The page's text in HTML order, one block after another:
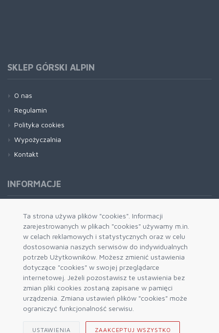
Ta strona używa plików "cookies". Informacji
zarejestrowanych w plikach "cookies" używamy m.in.
w celach reklamowych i statystycznych oraz w celu
dostosowania naszych serwisów do indywidualnych
potrzeb Użytkowników. Możesz zmienić ustawienia
dotyczące "cookies" w swojej przeglądarce
internetowej. Jeżeli pozostawisz te ustawienia bez
zmian pliki cookies zostaną zapisane w pamięci
urządzenia. Zmiana ustawień plików "cookies" może
ograniczyć funkcjonalność serwisu.
USTAWIENIA ZAAKCEPTUJ WSZYSTKO
SKLEP GÓRSKI ALPIN
O nas
Regulamin
Polityka cookies
Wypożyczalnia
Kontakt
INFORMACJE
Formy płatności
Dostawa i wysyłka
Zwrot i wymiana
System rabatowy
Kody rabatowe
Blog